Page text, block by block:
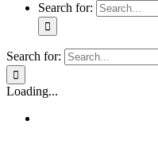
Search for:
Search for:
Loading...